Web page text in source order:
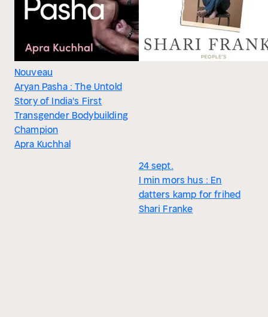
Nouveau
Aryan Pasha : The Untold
Story of India's First
Transgender Bodybuilding
Champion
Apra Kuchhal
24 sept.
I min mors hus : En
datters kamp for frihed
Shari Franke